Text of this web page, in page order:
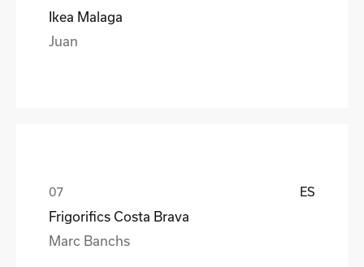
Ikea Malaga
Juan
ES
Frigorifics Costa Brava
Marc Banchs